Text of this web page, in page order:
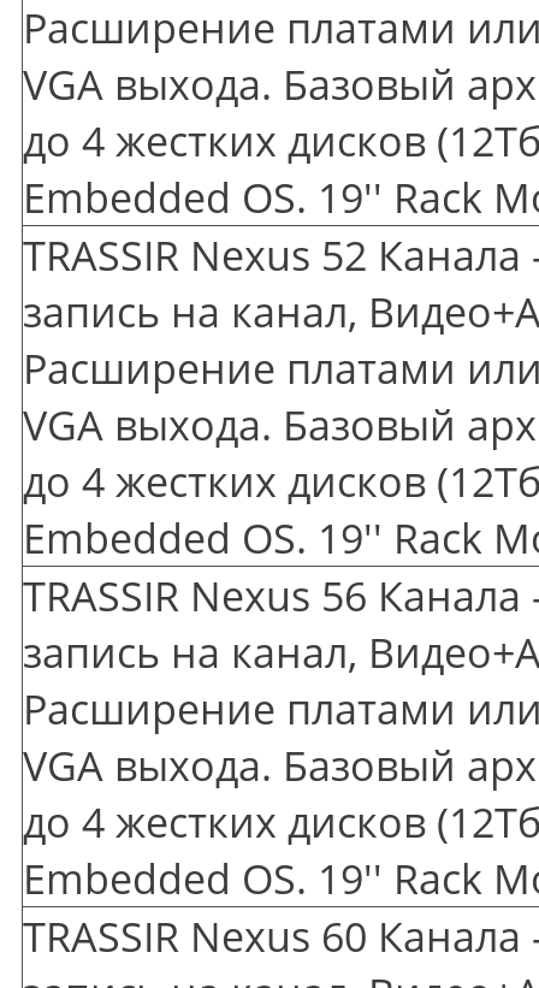
Расширение платами
VGA выхода. Базовый
до 4 жестких дисков (12
Embedded OS. 19'' Rack
TRASSIR Nexus 52
запись на канал,
Расширение платами
VGA выхода. Базовый
до 4 жестких дисков (12
Embedded OS. 19'' Rack
TRASSIR Nexus 56
запись на канал,
Расширение платами
VGA выхода. Базовый
до 4 жестких дисков (12
Embedded OS. 19'' Rack
TRASSIR Nexus 60